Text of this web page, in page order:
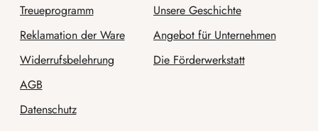
Treueprogramm
Reklamation der Ware
Widerrufsbelehrung
AGB
Datenschutz
Unsere Geschichte
Angebot für Unternehmen
Die Förderwerkstatt